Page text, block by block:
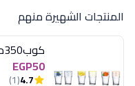
المنتجات الشهيرة منهم
كوب350مللى ورد هيريفين
EGP50
4.7
(1)